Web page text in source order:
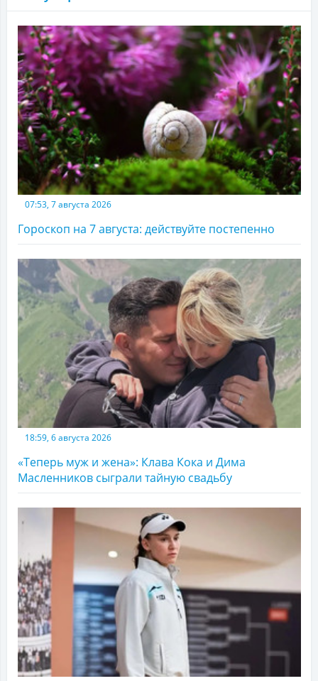
07:53, 7 августа 2026
Гороскоп на 7 августа: действуйте постепенно
18:59, 6 августа 2026
«Теперь муж и жена»: Клава Кока и Дима
Масленников сыграли тайную свадьбу